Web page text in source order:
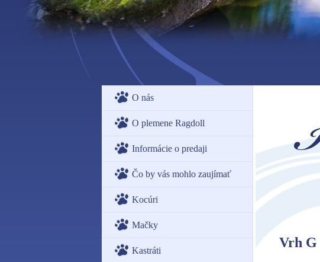
O nás
O plemene Ragdoll
Informácie o predaji
Čo by vás mohlo zaujímať
Kocúri
Mačky
Kastráti
Vrh G